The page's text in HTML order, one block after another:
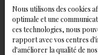
Pour en savoir plus
personnelles,
confidentialité.
Nous utilisons des cookies
optimale et une
ces technologies, nous
rapport avec vos centres
d'améliorer la qualité de